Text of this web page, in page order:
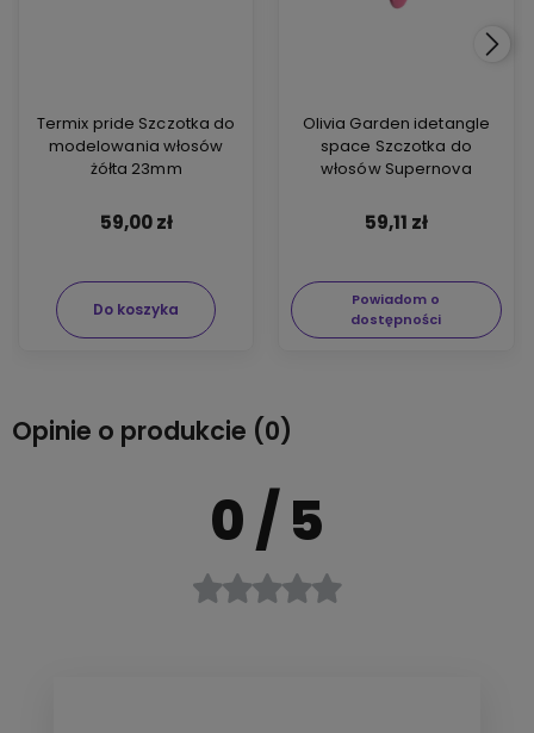
Termix pride Szczotka do
modelowania włosów
żółta 23mm
59,00 zł
Do koszyka
Olivia Garden idetangle
space Szczotka do
włosów Supernova
59,11 zł
Powiadom o
dostępności
Opinie o produkcie (0)
0/ 5